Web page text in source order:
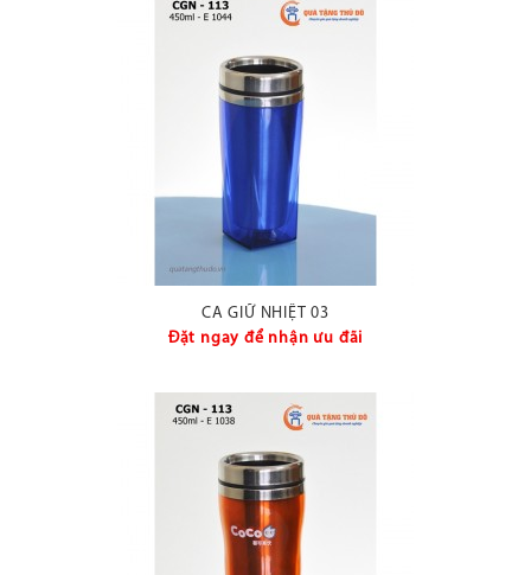
CA GIỮ NHIỆT 03
Đặt ngay để nhận ưu đãi